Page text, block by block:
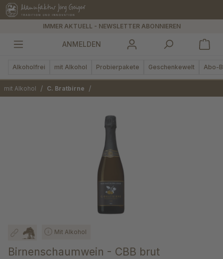
springen
IMMER AKTUELL - NEWSLETTER ABONNIEREN
ANMELDEN
Alkoholfrei mit Alkohol Probierpakete Geschenkewelt Abo-
mit Alkohol / C. Bratbirne /
Mit Alkohol
Birnenschaumwein - CBB brut